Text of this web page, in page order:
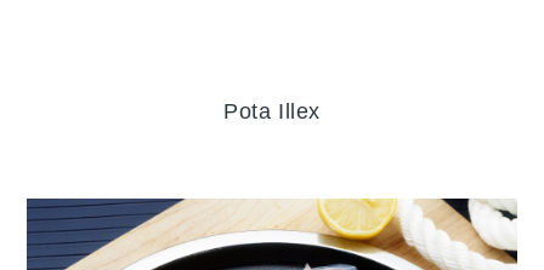
Pota Illex